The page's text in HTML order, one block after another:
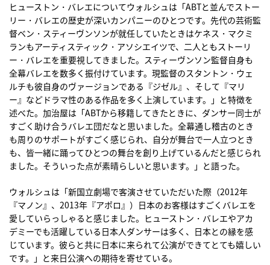
ヒューストン・バレエについてウォルシュは「ABTと並んでストー
リー・バレエの歴史が深いカンパニーのひとつです。先代の芸術監
督ベン・スティーヴンソンが就任していたときはケネス・マクミ
ランもアーティスティック・アソシエイツで、二人ともストーリ
ー・バレエを重要視してきました。スティーヴンソン監督自身も
全幕バレエを数多く振付けています。現監督のスタントン・ウェ
ルチも彼自身のヴァージョンである『ジゼル』、そして『マリ
ー』などドラマ性のある作品を多く上演しています。」と特徴を
述べた。加治屋は「ABTから移籍してきたときに、ダンサー同士が
すごく助け合うバレエ団だなと思いました。全幕通し稽古のとき
も周りのサポートがすごく感じられ、自分が舞台で一人立つとき
も、皆一緒に踊ってひとつの舞台を創り上げているんだと感じられ
ました。そういった点が素晴らしいと思います。」と語った。
ウォルシュは「新国立劇場で客演させていただいた際（2012年
『マノン』、2013年『アポロ』）日本のお客様はすごくバレエを
愛していらっしゃると感じました。ヒューストン・バレエやアカ
デミーでも活躍している日本人ダンサーは多く、日本との縁を感
じています。彼らと共に日本に来られて公演ができてとても嬉しい
です。」と来日公演への期待を寄せている。